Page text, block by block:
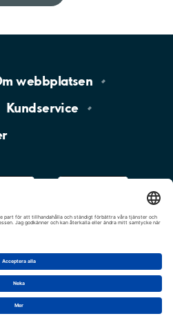
webbplatsen
Kundservice
Cookie-inställningar